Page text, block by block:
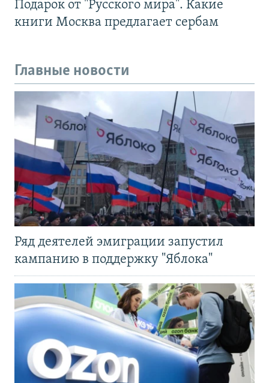
Подарок от "Русского мира". Какие
книги Москва предлагает сербам
Главные новости
Ряд деятелей эмиграции запустил
кампанию в поддержку "Яблока"